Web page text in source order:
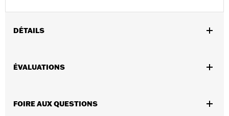
DÉTAILS
2021 à 2025.
Vendues en unités:Chaque
ÉVALUATIONS
FOIRE AUX QUESTIONS